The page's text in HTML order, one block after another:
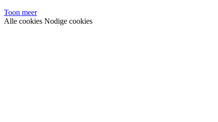
Toon meer
Alle cookies Nodige cookies